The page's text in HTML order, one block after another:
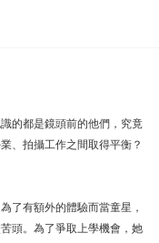
的都是鏡頭前的他們，究竟
、拍攝工作之間取得平衡？
了有額外的體驗而當童星，
頭。為了爭取上學機會，她